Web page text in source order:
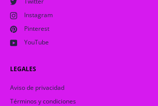
Instagram
Pinterest
YouTube
LEGALES
Aviso de privacidad
Términos y condiciones